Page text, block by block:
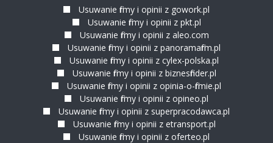
USUWANIE FIRMY Z PKT.PL
USUWANIE FIRMY Z ALEO.COM
USUWANIE FIRMY Z PANORAMAFIRM.PL
USUWANIE FIRMY Z CYLEX-POLSKA.PL
USUWANIE FIRMY Z BIZNESFINDER.PL
Usuwanie firmy i opinii z gowork.pl
Usuwanie firmy i opinii z pkt.pl
Usuwanie firmy i opinii z aleo.com
Usuwanie firmy i opinii z panoramafirm.pl
Usuwanie firmy i opinii z cylex-polska.pl
Usuwanie firmy i opinii z biznesfinder.pl
Usuwanie firmy i opinii z opinia-o-firmie.pl
Usuwanie firmy i opinii z opineo.pl
Usuwanie firmy i opinii z superpracodawca.pl
Usuwanie firmy i opinii z etransport.pl
Usuwanie firmy i opinii z oferteo.pl